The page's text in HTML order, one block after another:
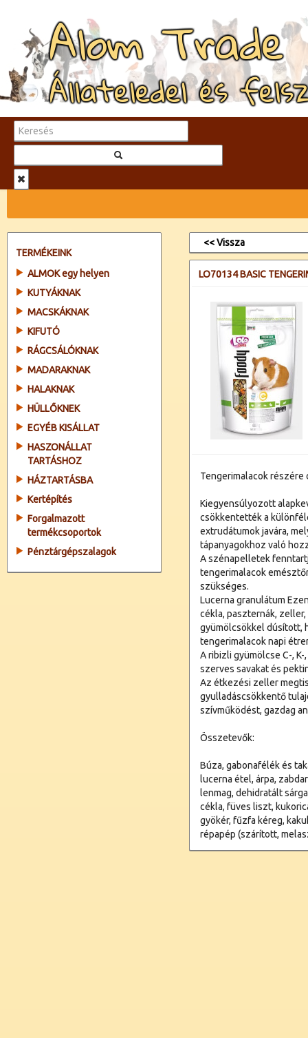
Alom Trade
Állateledel és
TERMÉKEINK
ALMOK egy helyen
KUTYÁKNAK
MACSKÁKNAK
KIFUTÓ
RÁGCSÁLÓKNAK
MADARAKNAK
HALAKNAK
HÜLLŐKNEK
EGYÉB KISÁLLAT
HASZONÁLLAT
TARTÁSHOZ
HÁZTARTÁSBA
Kertépítés
Forgalmazott
termékcsoportok
Pénztárgépszalagok
<< Vissza
LO70134 BASIC
Tengerimalacok
Kiegyensúlyozott
csökkentették a
extrudátumok javára,
tápanyagokhoz való
A szénapelletek
tengerimalacok
szükséges.
Lucerna granulátum
cékla, paszternák,
gyümölcsökkel dúsított,
tengerimalacok napi
A ribizli gyümölcse C-,
szerves savakat és
Az étkezési zeller
gyulladáscsökkentő
szívműködést, gazdag
Összetevők:
Búza, gabonafélék és
lucerna étel, árpa,
lenmag, dehidratált
cékla, füves liszt,
gyökér, fűzfa kéreg,
répapép (szárított,